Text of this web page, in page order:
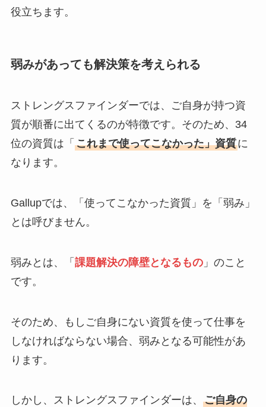
役立ちます。
弱みがあっても解決策を考えられる
ストレングスファインダーでは、ご自身が持つ資
質が順番に出てくるのが特徴です。そのため、34
位の資質は「 これまで使ってこなかった」資質に
なります。
Gallupでは、「使ってこなかった資質」を「弱み」
とは呼びません。
弱みとは、「 課題解決の障壁となるもの」のこと
です。
そのため、もしご自身にない資質を使って仕事を
しなければならない場合、弱みとなる可能性があ
ります。
しかし、ストレングスファインダーは、 ご自身の